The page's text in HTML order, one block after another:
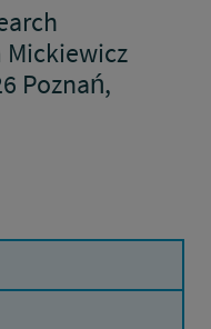
Mickiewicz
Poznań,